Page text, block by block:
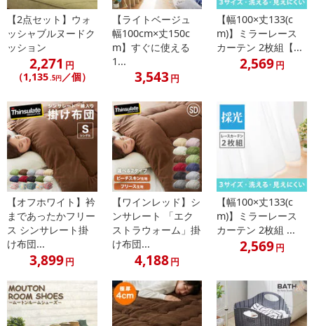
カート機能をご利用の場合は、配送日時指定をご利用いただけませ
ん。
発送日カレンダー
休業日
その他共通および商品カテゴリー別注意事項（※必ずご確認くだ
こちらの情報は2026年07月09日 時点での情報となります。
【2点セット】ウォ
ッシャブルヌードク
ッション
2,271 円
（1,135.5円／個）
【ライトベージュ
幅100cm×丈150c
m】すぐに使える
1...
3,543円
【幅100×丈133(c
m)】ミラーレース
カーテン 2枚組【...
2,569円
【オフホワイト】衿
まであったかフリー
ス シンサレート掛
け布団...
3,899円
【ワインレッド】シ
ンサレート 「エク
ストラウォーム」掛
け布団...
4,188円
【幅100×丈133(c
m)】ミラーレース
カーテン 2枚組 ...
2,569円